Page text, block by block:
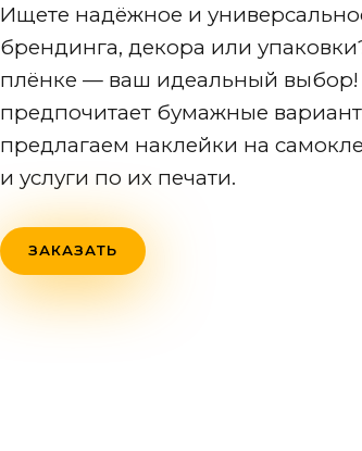
Ищете надёжное и
брендинга, декора или
плёнке — ваш идеальный выбор!
предпочитает бумажные
предлагаем наклейки на
и услуги по их печати.
ЗАКАЗАТЬ